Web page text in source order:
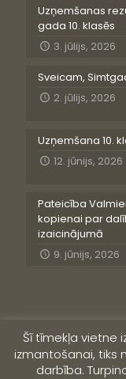
Uzņemšanas
gada 10. klasēs
3. jūlijs, 2026
Sveicam,
2. jūlijs, 2026
Uzņemšana 10.
12. jūnijs, 2026
Pateicība
kopienai par
izaicinājumā
9. jūnijs, 2026
Šī tīmekļa vietne
izmantošanai, tiks
darbība.